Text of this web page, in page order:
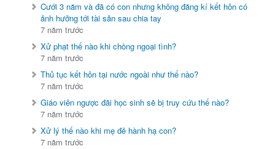
Cưới 3 năm và đã có con nhưng không đăng kí kết hôn có
ảnh hưởng tới tài sản sau chia tay
7 năm trước
Xử phạt thế nào khi chồng ngoại tình?
7 năm trước
Thủ tục kết hôn tại nước ngoài như thế nào?
7 năm trước
Giáo viên ngược đãi học sinh sẽ bị truy cứu thế nào?
7 năm trước
Xử lý thế nào khi mẹ đẻ hành hạ con?
7 năm trước